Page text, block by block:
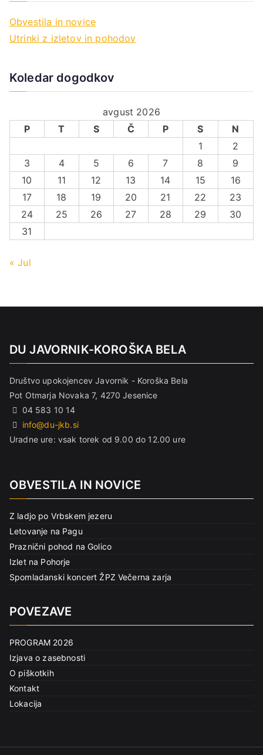
Obvestila in novice
Utrinki z izletov in pohodov
Koledar dogodkov
avgust 2026
P
T S Č P S
N
1
2
3
4 5 6 7 8
9
10
11 12 13 14 15
16
17
18 19 20 21 22
23
24
25 26 27 28 29
30
31
« Jul
DU JAVORNIK-KOROŠKA BELA
Društvo upokojencev Javornik - Koroška Bela
Pot Otmarja Novaka 7, 4270 Jesenice
04 583 10 14
info@du-jkb.si
Uradne ure: vsak torek od 9.00 do 12.00 ure
OBVESTILA IN NOVICE
Z ladjo po Vrbskem jezeru
Letovanje na Pagu
Praznični pohod na Golico
Izlet na Pohorje
Spomladanski koncert ŽPZ Večerna zarja
POVEZAVE
PROGRAM 2026
Izjava o zasebnosti
O piškotkih
Kontakt
Lokacija